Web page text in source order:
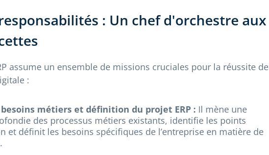
: Un chef d'orchestre aux
assume un ensemble de missions cruciales pour la réussite de
:
métiers et définition du projet ERP : Il mène une
des processus métiers existants, identifie les points
et définit les besoins spécifiques de l’entreprise en matière de